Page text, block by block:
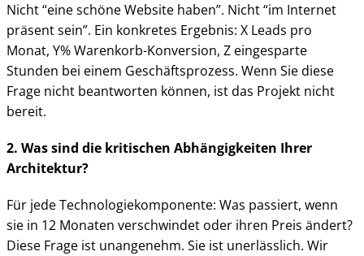
Nicht “eine schöne Website haben”. Nicht “im Internet
präsent sein”. Ein konkretes Ergebnis: X Leads pro
Monat, Y% Warenkorb-Konversion, Z eingesparte
Stunden bei einem Geschäftsprozess. Wenn Sie diese
Frage nicht beantworten können, ist das Projekt nicht
bereit.
2. Was sind die kritischen Abhängigkeiten Ihrer
Architektur?
Für jede Technologiekomponente: Was passiert, wenn
sie in 12 Monaten verschwindet oder ihren Preis ändert?
Diese Frage ist unangenehm. Sie ist unerlässlich. Wir